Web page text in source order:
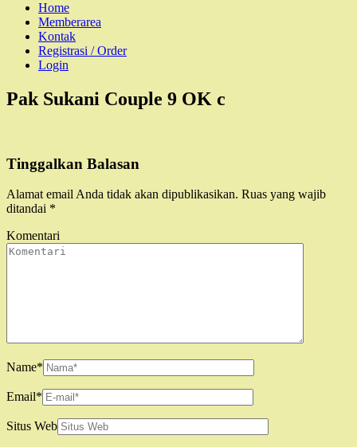
Home
Memberarea
Kontak
Registrasi / Order
Login
Pak Sukani Couple 9 OK c
Tinggalkan Balasan
Alamat email Anda tidak akan dipublikasikan. Ruas yang wajib
ditandai *
Komentari
Name*
Email*
Situs Web